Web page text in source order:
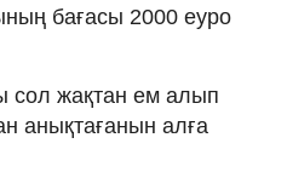
бағасы 2000 еуро
сол жақтан ем алып
анықтағанын алға